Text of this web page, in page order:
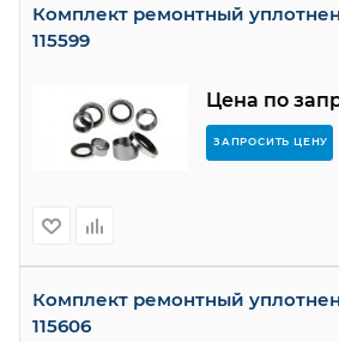
Комплект ремонтный
115599
Цена по
ЗАПРОСИТЬ ЦЕНУ
Комплект ремонтный
115606